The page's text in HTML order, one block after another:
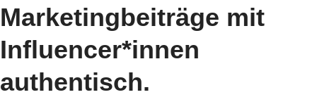
Marketingbeiträge mit
Influencer*innen
authentisch.